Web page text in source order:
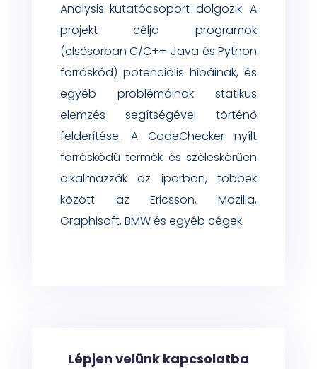
Analysis kutatócsoport dolgozik. A
projekt célja
programok
(elsősorbanC/C++ Java és Python
forráskód) potenciális hibáinak, és
egyéb problémáinakstatikus
elemzés segítségével történő
felderítése. ACodeChecker nyílt
forráskódú termék és széleskörűen
alkalmazzák az iparban, többek
között az Ericsson, Mozilla,
Graphisoft, BMW és egyéb cégek.
Lépjen velünk kapcsolatba